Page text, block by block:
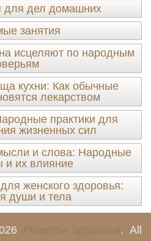
для дел домашних
занятия
исцеляют по народным
кухни: Как обычные
лекарством
практики для
жизненных сил
и слова: Народные
и их влияние
женского здоровья:
души и тела
Рецепты здоровья. All